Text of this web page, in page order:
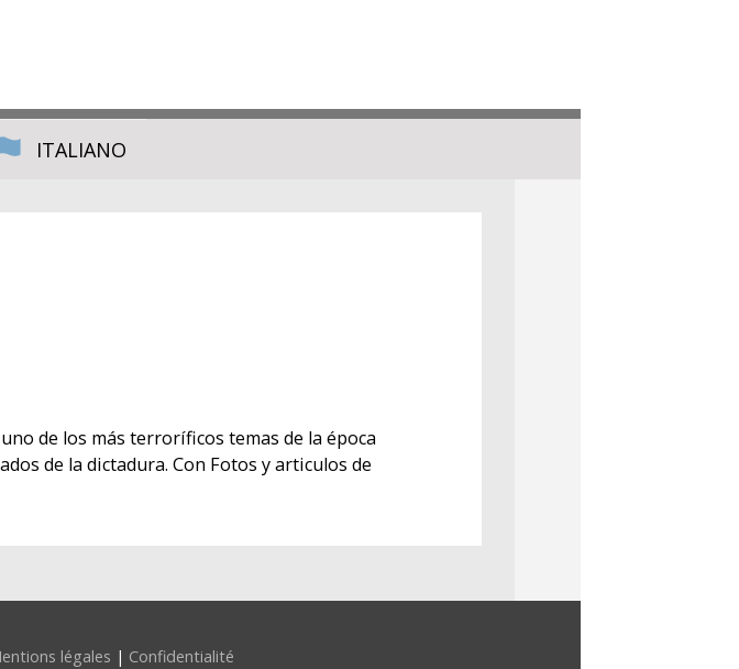
ITALIANO
de los más terroríficos temas de la época
de la dictadura. Con Fotos y articulos de
légales | Confidentialité